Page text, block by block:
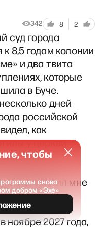
342 8 2
суд города
8,5 годам колонии
и два твита
которые
в Буче.
дней
российской
как
у церкви
запретил мне
❤️❤️❤️❤️
ноябре 2027 года,
чтобы
снова
добром «Эхе»